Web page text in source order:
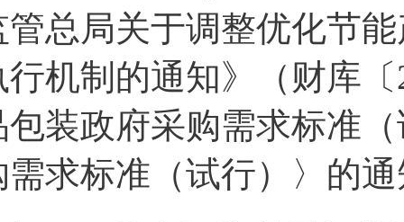
管总局关于调整优化节
行机制的通知》（财库
包装政府采购需求标准
需求标准（试行）〉的